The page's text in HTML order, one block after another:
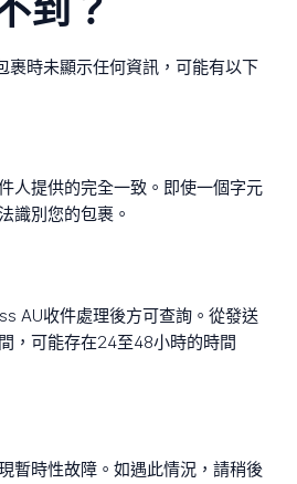
裹時未顯示任何資訊，可能有以下
人提供的完全一致。即使一個字元
識別您的包裹。
AU收件處理後方可查詢。從發送
，可能存在24至48小時的時間
暫時性故障。如遇此情況，請稍後